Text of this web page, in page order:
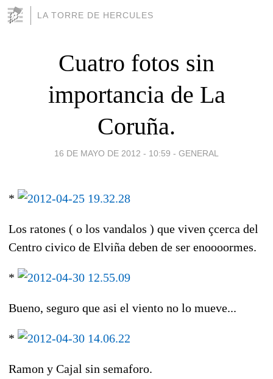
LA TORRE DE HERCULES
Cuatro fotos sin
importancia de La
Coruña.
16 DE MAYO DE 2012 - 10:59 - GENERAL
*
Los ratones ( o los vandalos ) que viven çcerca del
Centro civico de Elviña deben de ser enoooormes.
*
Bueno, seguro que asi el viento no lo mueve...
*
Ramon y Cajal sin semaforo.